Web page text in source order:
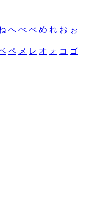
へ べ ぺ め れ お ぉ
ペ メ レ オ ォ コ ゴ